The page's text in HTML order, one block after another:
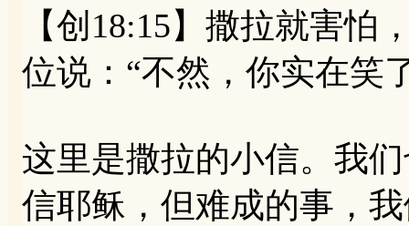
【创18:15】撒拉就害怕
位说：“不然，你实在笑
这里是撒拉的小信。我
信耶稣，但难成的事，